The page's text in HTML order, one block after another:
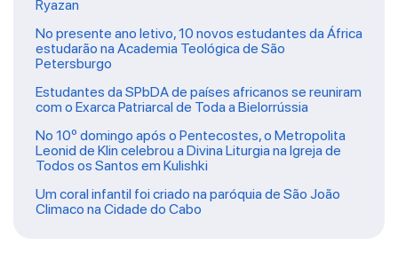
Ryazan
No presente ano letivo, 10 novos estudantes da África
estudarão na Academia Teológica de São
Petersburgo
Estudantes da SPbDA de países africanos se reuniram
com o Exarca Patriarcal de Toda a Bielorrússia
No 10º domingo após o Pentecostes, o Metropolita
Leonid de Klin celebrou a Divina Liturgia na Igreja de
Todos os Santos em Kulishki
Um coral infantil foi criado na paróquia de São João
Climaco na Cidade do Cabo